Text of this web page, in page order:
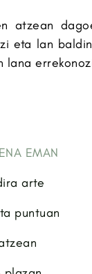
atzean
eta lan
EMAN
arte
puntuan